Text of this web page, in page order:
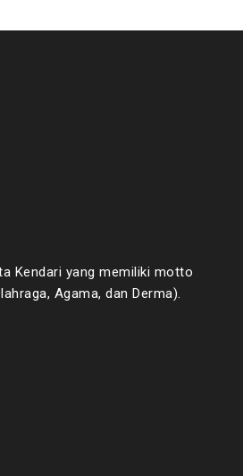
Kendari yang memiliki motto
Agama, dan Derma).